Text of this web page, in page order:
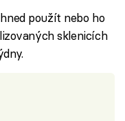
použít nebo ho
sklenicích